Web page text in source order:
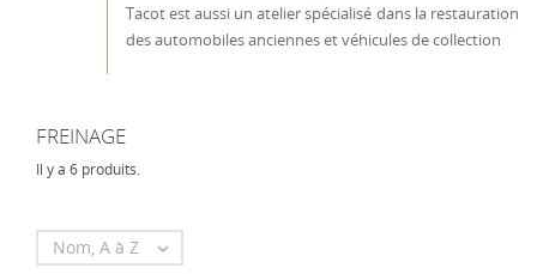
Tacot est aussi un atelier spécialisé dans la restauration
des automobiles anciennes et véhicules de collection
FREINAGE
Il y a 6 produits.
Nom, A à Z 